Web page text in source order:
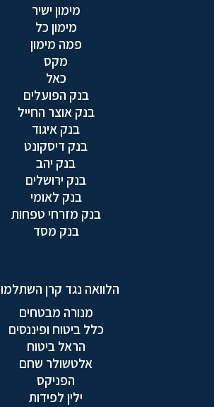
מימון ישיר
מימון כל
פמה מימון
מקס
כאל
בנק הפועלים
בנק אוצר החייל
בנק איגוד
בנק דיסקונט
בנק יהב
בנק ירושלים
בנק לאומי
בנק מזרחי טפחות
בנק מסד
הלוואה נגד קרן השתלמות
מנורה מבטחים
כלל ביטוח ופיננסים
הראל ביטוח
אלטשולר שחם
הפניקס
ילין לפידות